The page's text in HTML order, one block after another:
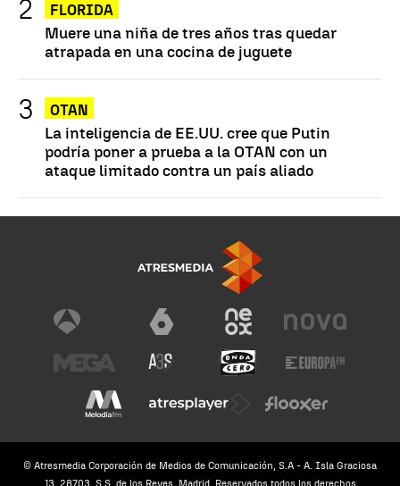
FLORIDA
Muere una niña de tres años tras quedar
atrapada en una cocina de juguete
OTAN
La inteligencia de EE.UU. cree que Putin
podría poner a prueba a la OTAN con un
ataque limitado contra un país aliado
© Atresmedia Corporación de Medios de Comunicación, S.A - A. Isla Graciosa
13, 28703, S.S. de los Reyes, Madrid. Reservados todos los derechos